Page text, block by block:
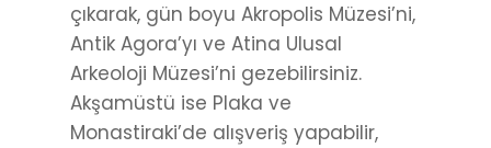
çıkarak, gün boyu Akropolis Müzesi’ni,
Antik Agora’yı ve Atina Ulusal
Arkeoloji Müzesi’ni gezebilirsiniz.
Akşamüstü ise Plaka ve
Monastiraki’de alışveriş yapabilir,